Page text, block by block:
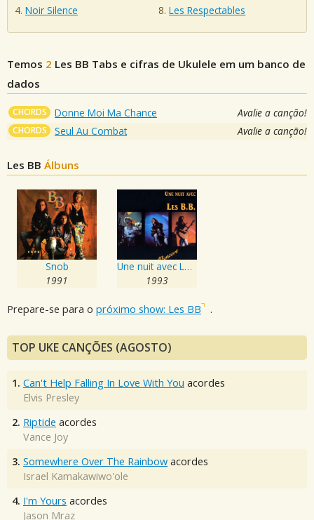
Noir Silence
Les Respectables
Temos 2 Les BB Tabs e cifras de Ukulele em um banco de
dados
CHORDS Donne Moi Ma Chance Avalie a canção!
CHORDS Seul Au Combat Avalie a canção!
Les BB Álbuns
Snob
1991
Une nuit avec Les B.B.
1993
Prepare-se para o próximo show: Les BB .
TOP UKE CANÇÕES (AGOSTO)
1. Can't Help Falling In Love With You acordes
Elvis Presley
2. Riptide acordes
Vance Joy
3. Somewhere Over The Rainbow acordes
Israel Kamakawiwo'ole
4. I'm Yours acordes
Jason Mraz